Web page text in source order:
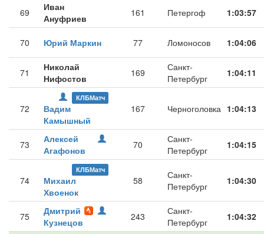
69
Иван
Ануфриев
161 Петергоф 1:03:57
70 Юрий Маркин 77 Ломоносов 1:04:06
71
Николай
Нифостов
169
Санкт-
Петербург
1:04:11
72
КЛБМатч
Вадим
Камышный
167 Черноголовка 1:04:13
73
Алексей
Агафонов
70
Санкт-
Петербург
1:04:15
74
КЛБМатч
Михаил
Хвоенок
58
Санкт-
Петербург
1:04:30
75
Дмитрий
Кузнецов
243
Санкт-
Петербург
1:04:32